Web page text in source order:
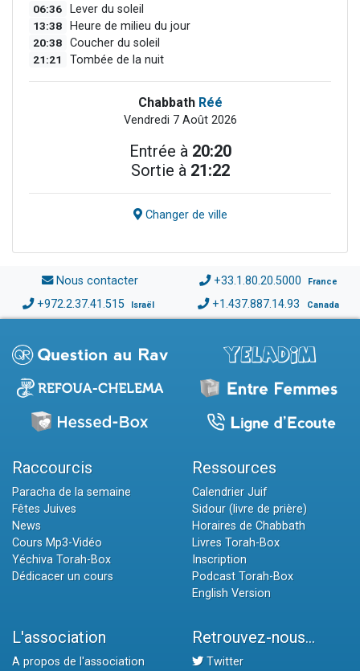
06:36 Lever du soleil
13:38 Heure de milieu du jour
20:38 Coucher du soleil
21:21 Tombée de la nuit
Chabbath Réé
Vendredi 7 Août 2026
Entrée à 20:20
Sortie à 21:22
Changer de ville
Nous contacter +33.1.80.20.5000 France
+972.2.37.41.515 Israël +1.437.887.14.93 Canada
Raccourcis
Paracha de la semaine
Fêtes Juives
News
Cours Mp3-Vidéo
Yéchiva Torah-Box
Dédicacer un cours
Ressources
Calendrier Juif
Sidour (livre de prière)
Horaires de Chabbath
Livres Torah-Box
Inscription
Podcast Torah-Box
English Version
L'association
A propos de l'association
Retrouvez-nous...
Twitter